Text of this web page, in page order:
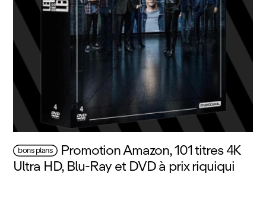
bons plans Promotion Amazon, 101 titres 4K
Ultra HD, Blu‑Ray et DVD à prix riquiqui